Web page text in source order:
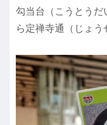
勾当台（こうとうだ
ら定禅寺通（じょう